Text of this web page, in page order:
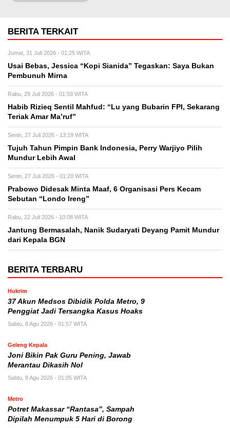
BERITA TERKAIT
Jumat, 31 Juli 2026 - 01:25 WITA
Usai Bebas, Jessica “Kopi Sianida” Tegaskan: Saya Bukan
Pembunuh Mirna
Rabu, 29 Juli 2026 - 01:59 WITA
Habib Rizieq Sentil Mahfud: “Lu yang Bubarin FPI, Sekarang
Teriak Amar Ma’ruf”
Senin, 27 Juli 2026 - 13:19 WITA
Tujuh Tahun Pimpin Bank Indonesia, Perry Warjiyo Pilih
Mundur Lebih Awal
Senin, 27 Juli 2026 - 01:20 WITA
Prabowo Didesak Minta Maaf, 6 Organisasi Pers Kecam
Sebutan “Londo Ireng”
Rabu, 22 Juli 2026 - 10:08 WITA
Jantung Bermasalah, Nanik Sudaryati Deyang Pamit Mundur
dari Kepala BGN
BERITA TERBARU
Hukrim
37 Akun Medsos Dibidik Polda Metro, 9
Penggiat Jadi Tersangka Kasus Hoaks
Sabtu, 8 Agu 2026 - 01:57 WITA
Geleng Kepala
Joni Bikin Pak Guru Pening, Jawab
Merantau Dikasih Nol
Sabtu, 8 Agu 2026 - 01:05 WITA
Metro
Potret Makassar “Rantasa”, Sampah
Dipilah Menumpuk 5 Hari di Borong